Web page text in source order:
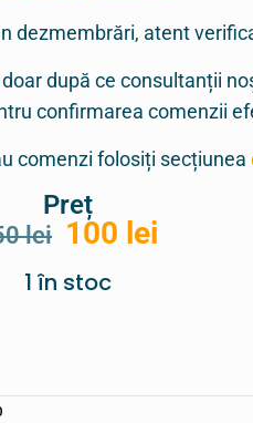
dezmembrări, atent
după ce consultanții
confirmarea comenzii
comenzi folosiți secțiunea
Preț
lei 100 lei
1 în stoc